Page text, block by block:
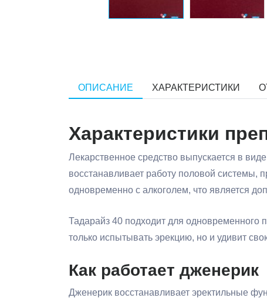
ОПИСАНИЕ ХАРАКТЕРИСТИКИ
Характеристики
Лекарственное средство выпускается в
восстанавливает работу половой системы,
одновременно с алкоголем, что является
Тадарайз 40 подходит для одновременного
только испытывать эрекцию, но и удивит
Как работает дженерик
Дженерик восстанавливает эректильные